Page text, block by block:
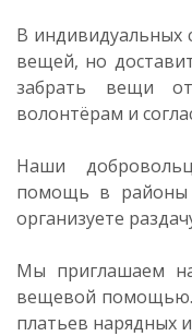
В индивидуальных
вещей, но
забрать вещи
волонтёрам и
Наши
помощь в районы
организуете
Мы приглашаем
вещевой помощью.
платьев нарядных